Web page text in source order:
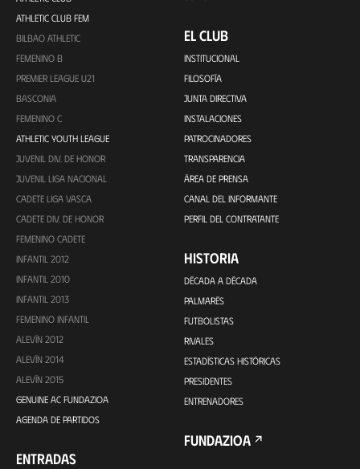
ATHLETIC CLUB FEM
BILBAO ATHLETIC
FEMENINO B
PREMIER LEAGUE U21
BASCONIA
FEMENINO C
ATHLETIC YOUTH LEAGUE
JUVENIL DIV. DE HONOR
JUVENIL LIGA NACIONAL
CADETE LIGA VASCA
CADETE DIV. DE HONOR
FEMENINO CADETE
INFANTIL 2012
INFANTIL 2010
INFANTIL 2013
FEMENINO INFANTIL
ALEVÍN 2012
ALEVÍN 2014
ALEVÍN 2015
GENUINE AC FUNDAZIOA
AGENDA DE PARTIDOS
ENTRADAS
EL CLUB
INSTITUCIONAL
FILOSOFÍA
JUNTA DIRECTIVA
INSTALACIONES
PATROCINADORES
TRANSPARENCIA
ÁREA DE PRENSA
CANAL DEL INFORMANTE
PERFIL DEL CONTRATANTE
HISTORIA
DÉCADA A DÉCADA
PALMARÉS
FUTBOLISTAS
RIVALES
ESTADÍSTICAS HISTÓRICAS
PRESIDENTES
ENTRENADORES
FUNDAZIOA